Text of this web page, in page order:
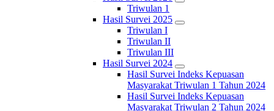
Triwulan 1
Hasil Survei 2025
Triwulan I
Triwulan II
Triwulan III
Hasil Survei 2024
Hasil Survei Indeks Kepuasan
Masyarakat Triwulan 1 Tahun 2024
Hasil Survei Indeks Kepuasan
Masyarakat Triwulan 2 Tahun 2024